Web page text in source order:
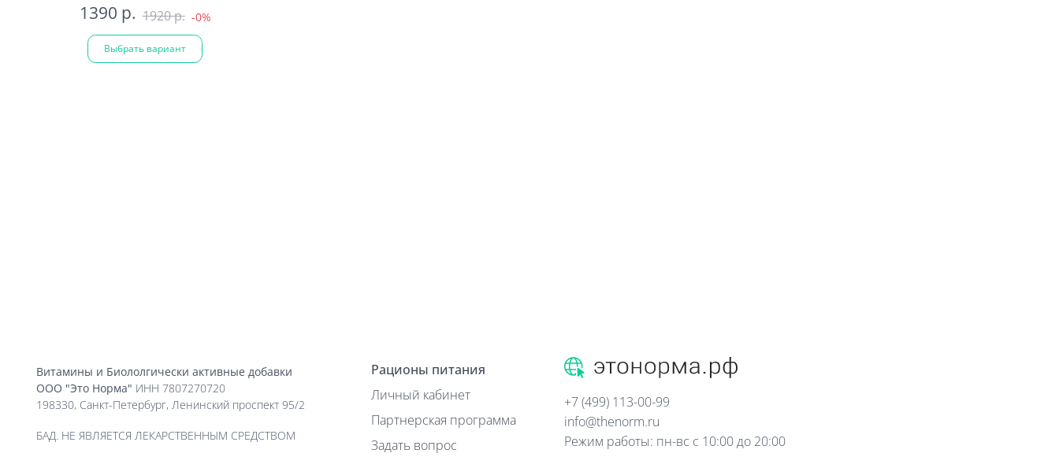
здоровья: Регулируют интенсивность
1390 р. 1920 р. -0%
Выбрать вариант
Витамины и Биололгически активные добавки
ООО "Это Норма" ИНН 7807270720
198330, Санкт-Петербург, Ленинский проспект 95/2
БАД. НЕ ЯВЛЯЕТСЯ ЛЕКАРСТВЕННЫМ СРЕДСТВОМ
Рационы питания
Личный кабинет
Партнерская программа
Задать вопрос
+7 (499) 113-00-99
info@thenorm.ru
Режим работы: пн-вс с 10:00 до 20:00